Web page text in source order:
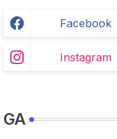
Facebook
Instagram
GA